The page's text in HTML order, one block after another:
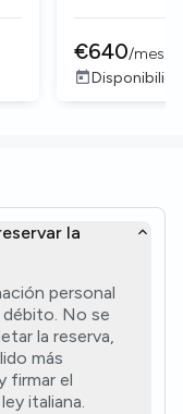
€640/mes
la
personal
No se
la reserva,
más
firmar el
italiana.